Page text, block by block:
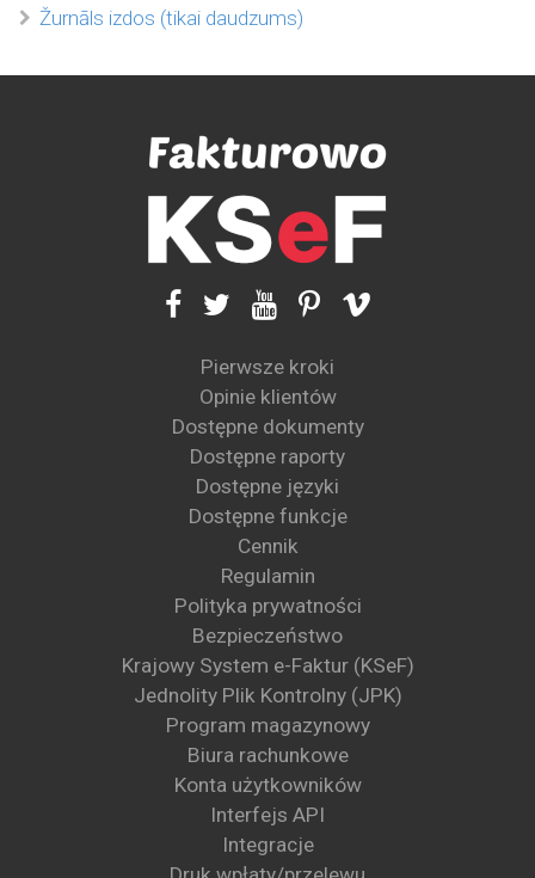
Žurnāls izdos (tikai daudzums)
Pierwsze kroki
Opinie klientów
Dostępne dokumenty
Dostępne raporty
Dostępne języki
Dostępne funkcje
Cennik
Regulamin
Polityka prywatności
Bezpieczeństwo
Krajowy System e-Faktur (KSeF)
Jednolity Plik Kontrolny (JPK)
Program magazynowy
Biura rachunkowe
Konta użytkowników
Interfejs API
Integracje